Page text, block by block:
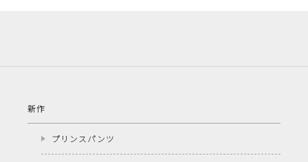
新作
プリンスパンツ